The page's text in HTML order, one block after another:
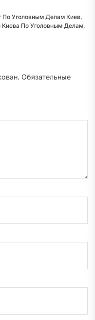
По Уголовным Делам Киев,
Киева По Уголовным Делам,
Обязательные